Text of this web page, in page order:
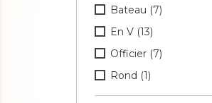
Bateau (7)
En V (13)
Officier (7)
Rond (1)